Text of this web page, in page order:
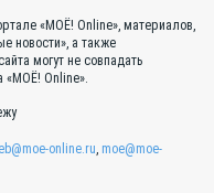
«МОЁ! Online», материалов,
новости», а также
могут не совпадать
«МОЁ! Online».
online.ru moe@moe-